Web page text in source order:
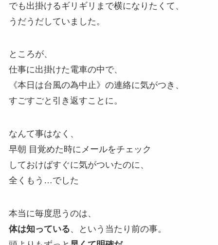
でも出掛けるギリギリまで横になりたくて、
うだうだしていました。
ところが、
仕事に出掛けた電車の中で、
《本日は台風の為中止》の連絡に気がつき、
すごすごと引き返すことに。
なんて事はなく、
早朝 目覚めた時にメールをチェック
しておけばすぐに気がついたのに、
全くもう…でした
本当に毎度思うのは、
体は知っている、という当たり前の事。